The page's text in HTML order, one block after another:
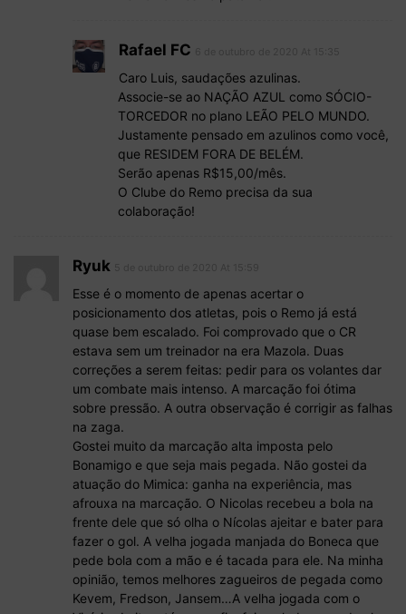
Rafael FC
Caro Luis, saudações azulinas.
Associe-se ao NAÇÃO AZUL como SÓCIO-
TORCEDOR no plano LEÃO PELO MUNDO.
Justamente pensado em azulinos como você,
que RESIDEM FORA DE BELÉM.
Serão apenas R$15,00/mês.
O Clube do Remo precisa da sua
colaboração!
Ryuk
Esse é o momento de apenas acertar o
posicionamento dos atletas, pois o Remo já está
quase bem escalado. Foi comprovado que o CR
estava sem um treinador na era Mazola. Duas
correções a serem feitas: pedir para os volantes dar
um combate mais intenso. A marcação foi ótima
sobre pressão. A outra observação é corrigir as falhas
na zaga.
Gostei muito da marcação alta imposta pelo
Bonamigo e que seja mais pegada. Não gostei da
atuação do Mimica: ganha na experiência, mas
afrouxa na marcação. O Nicolas recebeu a bola na
frente dele que só olha o Nícolas ajeitar e bater para
fazer o gol. A velha jogada manjada do Boneca que
pede bola com a mão e é tacada para ele. Na minha
opinião, temos melhores zagueiros de pegada como
Kevem, Fredson, Jansem…A velha jogada com o